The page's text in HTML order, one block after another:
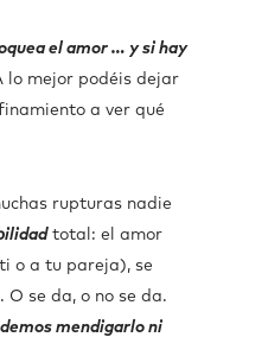
el amor … y si hay
lo mejor podéis dejar
a ver qué
rupturas nadie
total: el amor
o a tu pareja), se
O se da, o no se da.
mendigarlo ni